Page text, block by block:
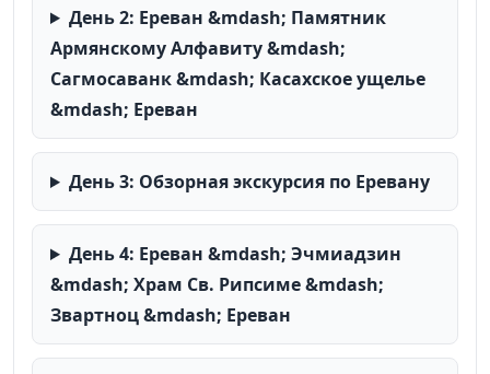
День 2: Ереван &mdash; Памятник
Армянскому Алфавиту &mdash;
Сагмосаванк &mdash; Касахское ущелье
&mdash; Ереван
День 3: Обзорная экскурсия по Еревану
День 4: Ереван &mdash; Эчмиадзин
&mdash; Храм Св. Рипсиме &mdash;
Звартноц &mdash; Ереван